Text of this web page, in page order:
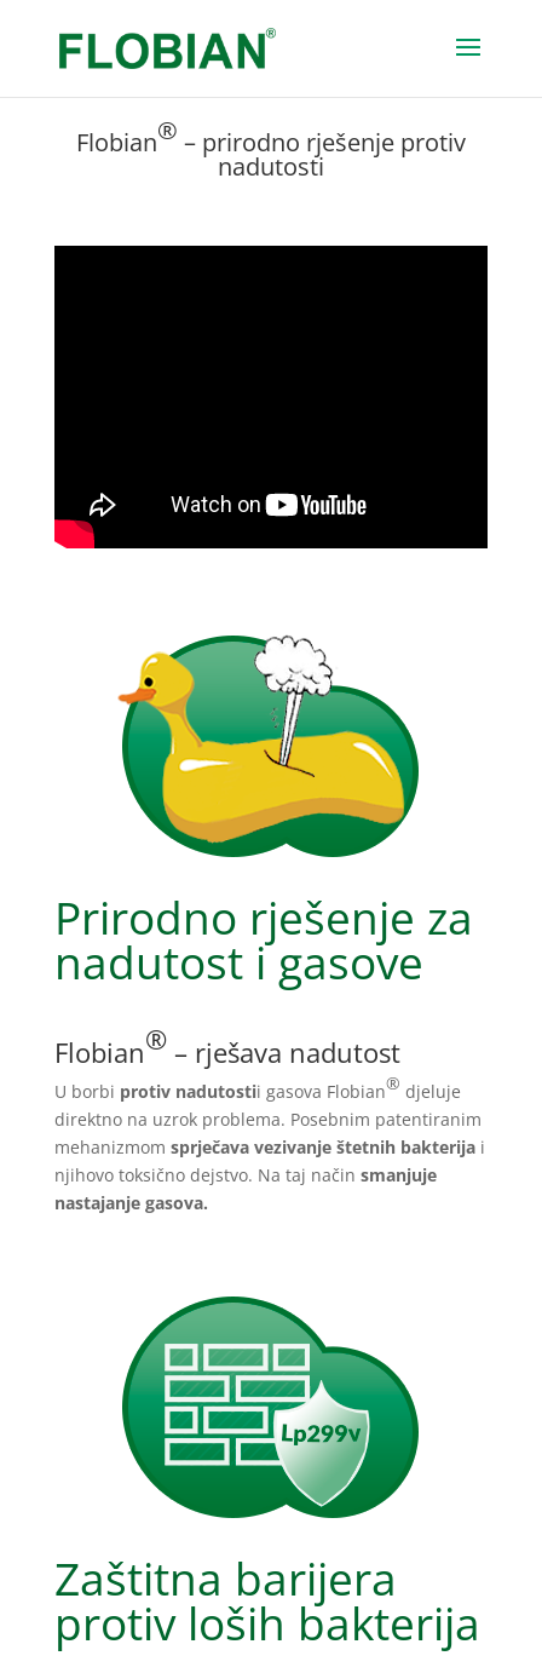
Flobian® – prirodno rješenje protiv
nadutosti
Prirodno rješenje za
nadutost i gasove
Flobian®– rješava nadutost
U borbi protiv nadutostii gasova Flobian® djeluje
direktno na uzrok problema. Posebnim patentiranim
mehanizmom sprječava vezivanje štetnih bakterijai
njihovo toksično dejstvo. Na taj način smanjuje
nastajanje gasova.
Zaštitna barijera
protiv loših bakterija